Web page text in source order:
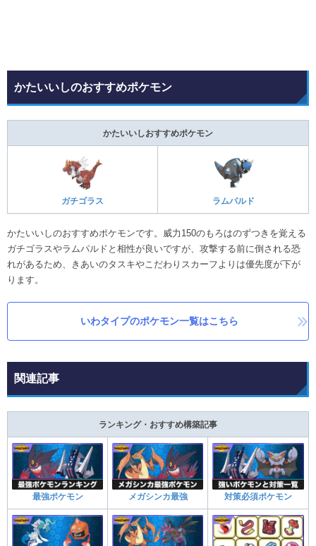
かたいいしのおすすめポケモン
かたいいしおすすめポケモン
ガチゴラス ラムパルド
かたいいしのおすすめポケモンです。威力150のもろはのずつきを覚える
ガチゴラスやラムパルドと相性が良いですが、攻撃する前に倒される恐
れがあるため、きあいのタスキやこだわりスカーフよりは優先度が下が
ります。
いわタイプのポケモン一覧はこちら
関連記事
ランキング・おすすめ構築記事
最強ポケモン メガシンカ最強 対策必須ポケモン